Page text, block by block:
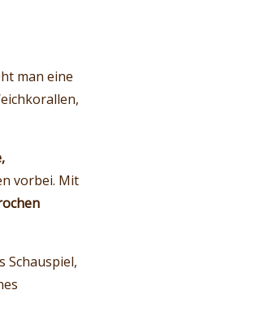
man eine
vorbei. Mit
Schauspiel,